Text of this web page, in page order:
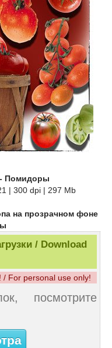
- Помидоры
| 300 dpi | 297 Mb
на прозрачном фоне
/ Download
/ For personal use only!
посмотрите